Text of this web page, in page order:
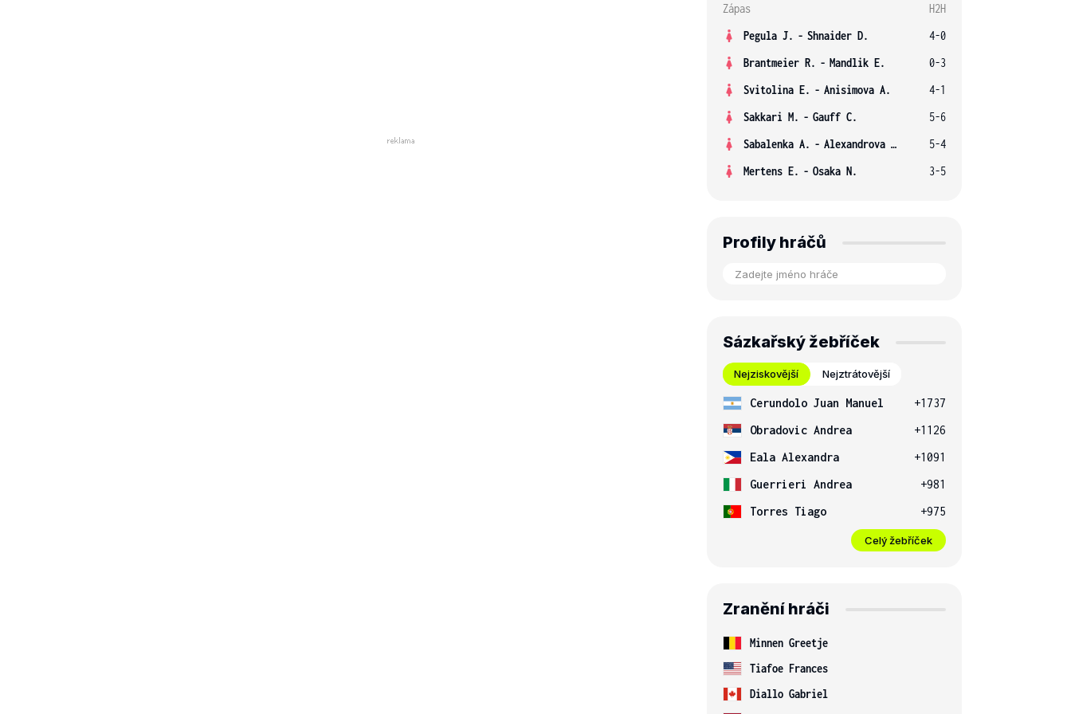
Zápas
H2H
Pegula J. - Shnaider D.
4-0
Brantmeier R. - Mandlik E.
0-3
Svitolina E. - Anisimova A.
4-1
Sakkari M. - Gauff C.
5-6
Sabalenka A. - Alexandrova E.
5-4
Mertens E. - Osaka N. 3-5
Profily hráčů
Sázkařský žebříček
Nejziskovější Nejztrátovější
Cerundolo Juan Manuel
+1737
Obradovic Andrea
+1126
Eala Alexandra
+1091
Guerrieri Andrea
+981
Torres Tiago
+975
Celý žebříček
Zranění hráči
Minnen Greetje
Tiafoe Frances
Diallo Gabriel